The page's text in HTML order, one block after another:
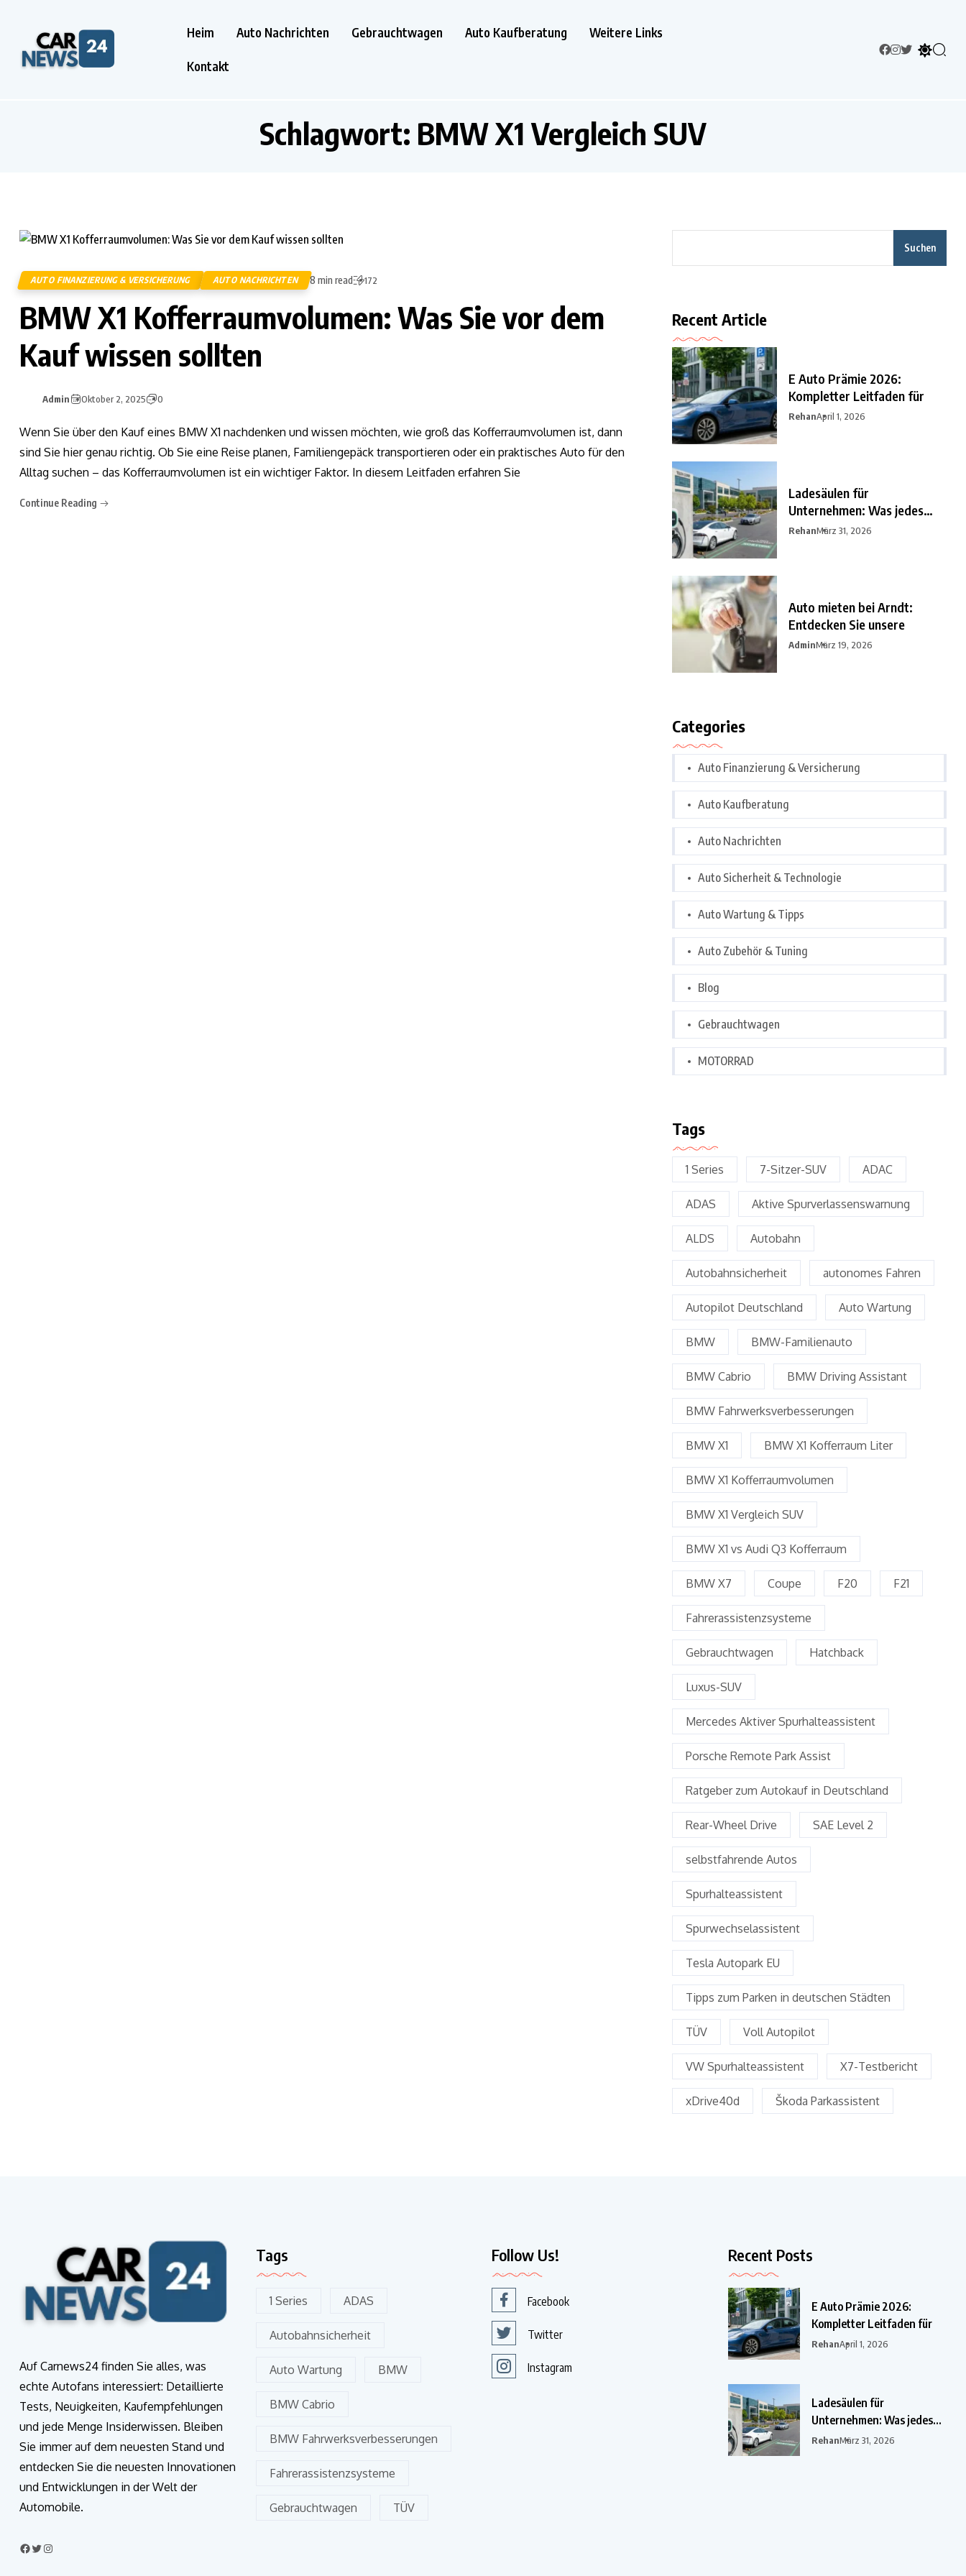
Heim Auto Nachrichten Gebrauchtwagen Auto Kaufberatung Weitere Links
Kontakt
Schlagwort: BMW X1 Vergleich SUV
AUTO FINANZIERUNG & VERSICHERUNG AUTO NACHRICHTEN 8 min read 172
BMW X1 Kofferraumvolumen: Was Sie vor dem
Kauf wissen sollten
Admin Oktober 2, 2025 0
Wenn Sie über den Kauf eines BMW X1 nachdenken und wissen möchten, wie groß das Kofferraumvolumen ist, dann
sind Sie hier genau richtig. Ob Sie eine Reise planen, Familiengepäck transportieren oder ein praktisches Auto für den
Alltag suchen – das Kofferraumvolumen ist ein wichtiger Faktor. In diesem Leitfaden erfahren Sie
Continue Reading
Suchen
Recent Article
E Auto Prämie 2026:
Kompletter Leitfaden für
RehanApril 1, 2026
Ladesäulen für
Unternehmen: Was jedes
Unternehmen im
RehanMärz 31, 2026
Auto mieten bei Arndt:
Entdecken Sie unsere
AdminMärz 19, 2026
Categories
Auto Finanzierung & Versicherung
Auto Kaufberatung
Auto Nachrichten
Auto Sicherheit & Technologie
Auto Wartung & Tipps
Auto Zubehör & Tuning
Blog
Gebrauchtwagen
MOTORRAD
Tags
1 Series 7-Sitzer-SUV ADAC
ADAS Aktive Spurverlassenswarnung
ALDS Autobahn
Autobahnsicherheit autonomes Fahren
Autopilot Deutschland Auto Wartung
BMW BMW-Familienauto
BMW Cabrio BMW Driving Assistant
BMW Fahrwerksverbesserungen
BMW X1 BMW X1 Kofferraum Liter
BMW X1 Kofferraumvolumen
BMW X1 Vergleich SUV
BMW X1 vs Audi Q3 Kofferraum
BMW X7 Coupe F20 F21
Fahrerassistenzsysteme
Gebrauchtwagen Hatchback
Luxus-SUV
Mercedes Aktiver Spurhalteassistent
Porsche Remote Park Assist
Ratgeber zum Autokauf in Deutschland
Rear-Wheel Drive SAE Level 2
selbstfahrende Autos
Spurhalteassistent
Spurwechselassistent
Tesla Autopark EU
Tipps zum Parken in deutschen Städten
TÜV Voll Autopilot
VW Spurhalteassistent X7-Testbericht
xDrive40d Škoda Parkassistent
Auf Carnews24 finden Sie alles, was
echte Autofans interessiert: Detaillierte
Tests, Neuigkeiten, Kaufempfehlungen
und jede Menge Insiderwissen. Bleiben
Sie immer auf dem neuesten Stand und
entdecken Sie die neuesten Innovationen
und Entwicklungen in der Welt der
Automobile.
Tags
1 Series ADAS
Autobahnsicherheit
Auto Wartung BMW
BMW Cabrio
BMW Fahrwerksverbesserungen
Fahrerassistenzsysteme
Gebrauchtwagen TÜV
Follow Us!
Facebook
Twitter
Instagram
Recent Posts
E Auto Prämie 2026:
Kompletter Leitfaden für
RehanApril 1, 2026
Ladesäulen für
Unternehmen: Was jedes
Unternehmen im
RehanMärz 31, 2026